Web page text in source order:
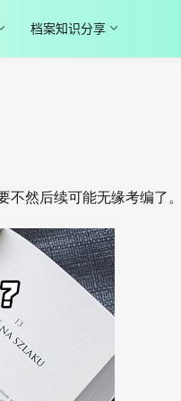
档案知识分享
不然后续可能无缘考编了